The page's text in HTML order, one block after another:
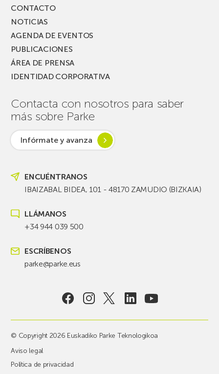
CONTACTO
NOTICIAS
AGENDA DE EVENTOS
PUBLICACIONES
ÁREA DE PRENSA
IDENTIDAD CORPORATIVA
Contacta con nosotros para saber
más sobre Parke
Infórmate y avanza
ENCUÉNTRANOS
IBAIZABAL BIDEA, 101 - 48170 ZAMUDIO (BIZKAIA)
LLÁMANOS
+34 944 039 500
ESCRÍBENOS
parke@parke.eus
© Copyright 2026 Euskadiko Parke Teknologikoa
Aviso legal
Política de privacidad